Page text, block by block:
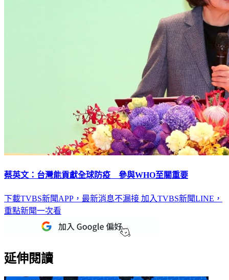
蔡英文：台灣能貢獻全球防疫 參與WHO至關重要
下載TVBS新聞APP，最新消息不漏接 加入TVBS新聞LINE，
重點新聞一次看
延伸閱讀